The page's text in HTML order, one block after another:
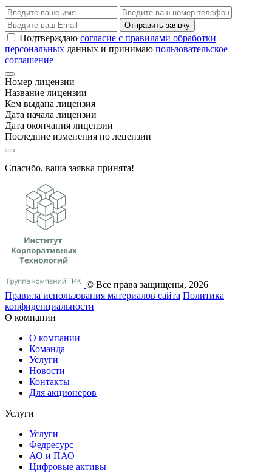
Отправить заявку
Подтверждаю согласие с правилами обработки
персональных данных и принимаю пользовательское
соглашение
Номер лицензии
Название лицензии
Кем выдана лицензия
Дата начала лицензии
Дата окончания лицензии
Последние изменения по лецензии
Спасибо, ваша заявка принята!
© Все права защищены, 2026
Правила использования материалов сайта Политика
конфиденциальности
О компании
О компании
Команда
Услуги
Новости
Контакты
Для акционеров
Услуги
Услуги
Федресурс
АО и ПАО
Цифровые активы